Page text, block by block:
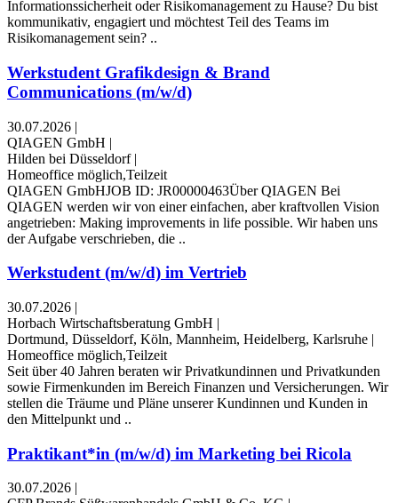
Informationssicherheit oder Risikomanagement zu Hause? Du bist
kommunikativ, engagiert und möchtest Teil des Teams im
Risikomanagement sein? ..
Werkstudent Grafikdesign & Brand
Communications (m/w/d)
30.07.2026 |
QIAGEN GmbH |
Hilden bei Düsseldorf |
Homeoffice möglich,Teilzeit
QIAGEN GmbHJOB ID: JR00000463Über QIAGEN Bei
QIAGEN werden wir von einer einfachen, aber kraftvollen Vision
angetrieben: Making improvements in life possible. Wir haben uns
der Aufgabe verschrieben, die ..
Werkstudent (m/w/d) im Vertrieb
30.07.2026 |
Horbach Wirtschaftsberatung GmbH |
Dortmund, Düsseldorf, Köln, Mannheim, Heidelberg, Karlsruhe |
Homeoffice möglich,Teilzeit
Seit über 40 Jahren beraten wir Privatkundinnen und Privatkunden
sowie Firmenkunden im Bereich Finanzen und Versicherungen. Wir
stellen die Träume und Pläne unserer Kundinnen und Kunden in
den Mittelpunkt und ..
Praktikant*in (m/w/d) im Marketing bei Ricola
30.07.2026 |